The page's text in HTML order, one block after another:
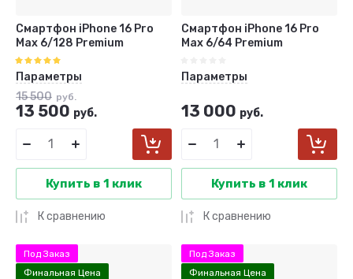
Смартфон iPhone 16 Pro
Max 6/128 Premium
Параметры
15 500 руб.
13 500 руб.
Купить в 1 клик
К сравнению
Смартфон iPhone 16 Pro
Max 6/64 Premium
Параметры
13 000 руб.
Купить в 1 клик
К сравнению
Под Заказ
Финальная Цена
Под Заказ
Финальная Цена